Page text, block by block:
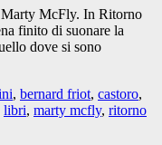
Marty McFly. In Ritorno
finito di suonare la
dove si sono
, bernard friot, castoro,
libri, marty mcfly, ritorno